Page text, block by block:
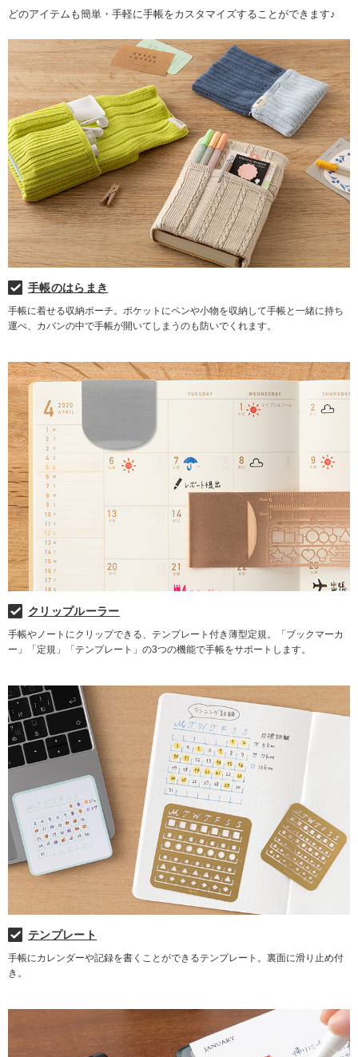
どのアイテムも簡単・手軽に手帳をカスタマイズすることができます♪
手帳のはらまき
手帳に着せる収納ポーチ。ポケットにペンや小物を収納して手帳と一緒に持ち
運べ、カバンの中で手帳が開いてしまうのも防いでくれます。
クリップルーラー
手帳やノートにクリップできる、テンプレート付き薄型定規。「ブックマーカ
ー」「定規」「テンプレート」の3つの機能で手帳をサポートします。
テンプレート
手帳にカレンダーや記録を書くことができるテンプレート。裏面に滑り止め付
き。